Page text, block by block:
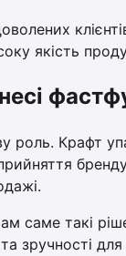
якість
роль. Крафт
саме такі
зручності